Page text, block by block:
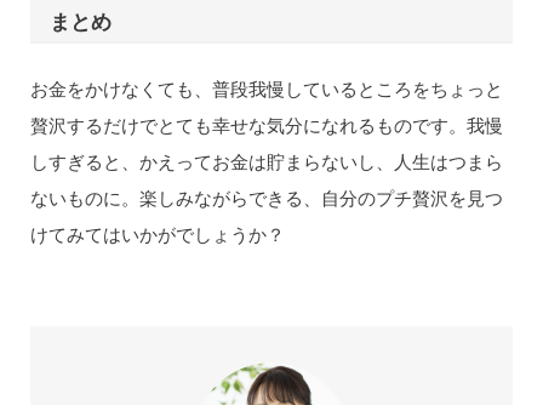
まとめ
お金をかけなくても、普段我慢しているところをちょっと
贅沢するだけでとても幸せな気分になれるものです。我慢
しすぎると、かえってお金は貯まらないし、人生はつまら
ないものに。楽しみながらできる、自分のプチ贅沢を見つ
けてみてはいかがでしょうか？